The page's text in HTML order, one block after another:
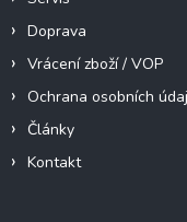
Doprava
Vrácení zboží / VOP
Ochrana osobních
Články
Kontakt